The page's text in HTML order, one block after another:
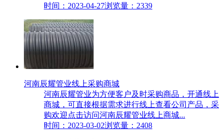
时间：2023-04-27浏览量：2339
河南辰耀管业线上采购商城
河南辰耀管业为方便客户及时采购商品，开通线上
商城，可直接根据需求进行线上查看公司产品，采
购欢迎点击访问河南辰耀管业线上商城...
时间：2023-03-02浏览量：2408